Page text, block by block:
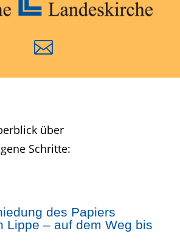

über
Schritte:
des Papiers
Lippe – auf dem Weg bis